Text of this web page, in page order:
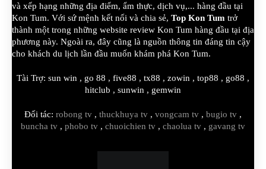
và xếp hạng những địa điểm, ẩm thực, dịch vụ,... hàng đầu tại
Kon Tum. Với sứ mệnh kết nối và chia sẻ, Top Kon Tum trở
thành một trong những website review Kon Tum hàng đầu tại địa
phương này. Ngoài ra, đây cũng là nguồn thông tin đáng tin cậy
cho khách du lịch lần đầu muốn khám phá Kon Tum.
Tài Trợ: sun win , go 88 , five88 , tx88 , zowin , top88 , go88 ,
hitclub , sunwin , gemwin
Đối tác: robong tv , thuckhuya tv , vongcam tv , bugio tv ,
buncha tv , phobo tv , chuoichien tv , chaolua tv , gavang tv